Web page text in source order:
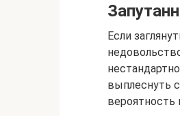
Если
выплеснуть
вероятность